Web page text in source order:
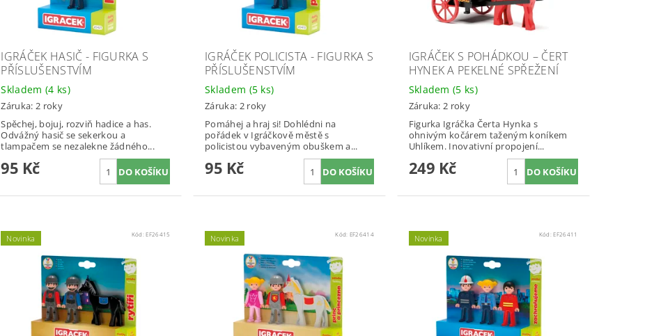
IGRÁČEK HASIČ - FIGURKA S
PŘÍSLUŠENSTVÍM
Skladem (4 ks)
Záruka: 2 roky
Spěchej, bojuj, rozviň hadice a has.
Odvážný hasič se sekerkou a
tlampačem se nezalekne žádného...
95 Kč
IGRÁČEK POLICISTA - FIGURKA S
PŘÍSLUŠENSTVÍM
Skladem (5 ks)
Záruka: 2 roky
Pomáhej a hraj si! Dohlédni na
pořádek v Igráčkově městě s
policistou vybaveným obuškem a...
95 Kč
IGRÁČEK S POHÁDKOU – ČERT
HYNEK A PEKELNÉ SPŘEŽENÍ
Skladem(5 ks)
Záruka: 2 roky
Figurka Igráčka Čerta Hynka s
ohnivým kočárem taženým koníkem
Uhlíkem. Inovativní propojení...
249 Kč
Novinka Kód:EF26415 Novinka Kód: EF26414 Novinka Kód:EF26411